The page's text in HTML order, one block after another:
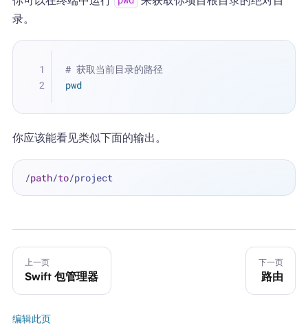
录。
# 获取当前目录的路径
pwd
你应该能看见类似下面的输出。
/path/to
上一页
Swift 包管理器
下一页
路由
编辑此页